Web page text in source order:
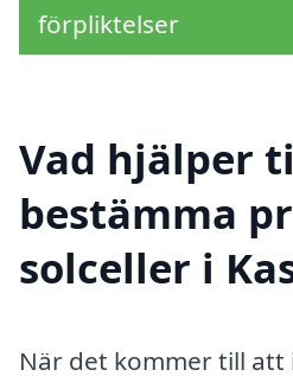
förpliktelser
Vad hjälper
bestämma
solceller i
När det kommer till att